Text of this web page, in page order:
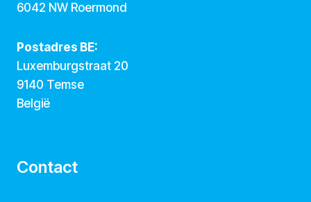
6042 NW Roermond
Postadres BE:
Luxemburgstraat 20
9140 Temse
België
Contact